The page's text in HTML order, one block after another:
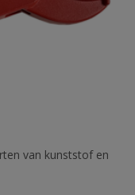
van kunststof en